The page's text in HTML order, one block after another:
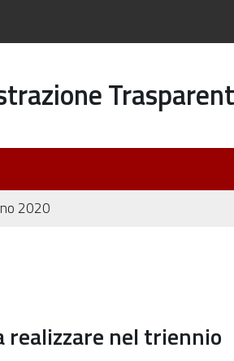
2020
realizzare nel triennio